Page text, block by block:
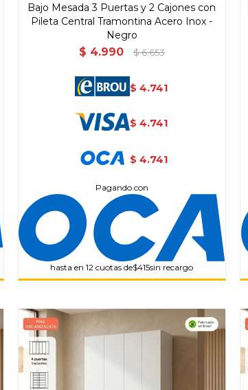
Bajo Mesada 3 Puertas y 2 Cajones con
Pileta Central Tramontina Acero Inox -
Negro
$ 4.990 $ 6.653
$ 4.741
$ 4.741
$ 4.741
Pagando con
hasta en 12 cuotas de$415sin recargo